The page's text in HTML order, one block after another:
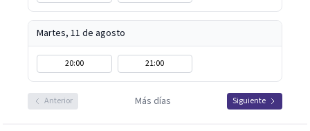
Martes, 11 de agosto
20:00 21:00
Anterior Más días Siguiente